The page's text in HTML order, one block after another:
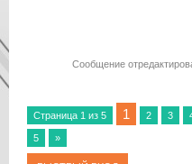
Сообщение
Страница 1 из 5 1 2 3
5 »